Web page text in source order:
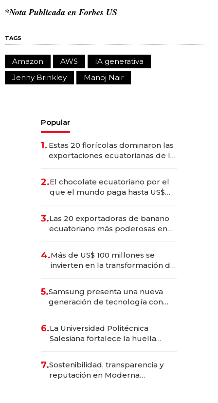
*Nota Publicada en Forbes US
TAGS
Amazon AWS
IA generativa
Jenny Brinkley
Manoj Nair
Popular
1. Estas 20 florícolas dominaron las
exportaciones ecuatorianas de la
2.El chocolate ecuatoriano por el
que el mundo paga hasta US$
3.Las 20 exportadoras de banano
ecuatoriano más poderosas en
4.Más de US$ 100 millones se
invierten en la transformación de
5.Samsung presenta una nueva
generación de tecnología con
6.La Universidad Politécnica
Salesiana fortalece la huella
7.Sostenibilidad, transparencia y
reputación en Moderna